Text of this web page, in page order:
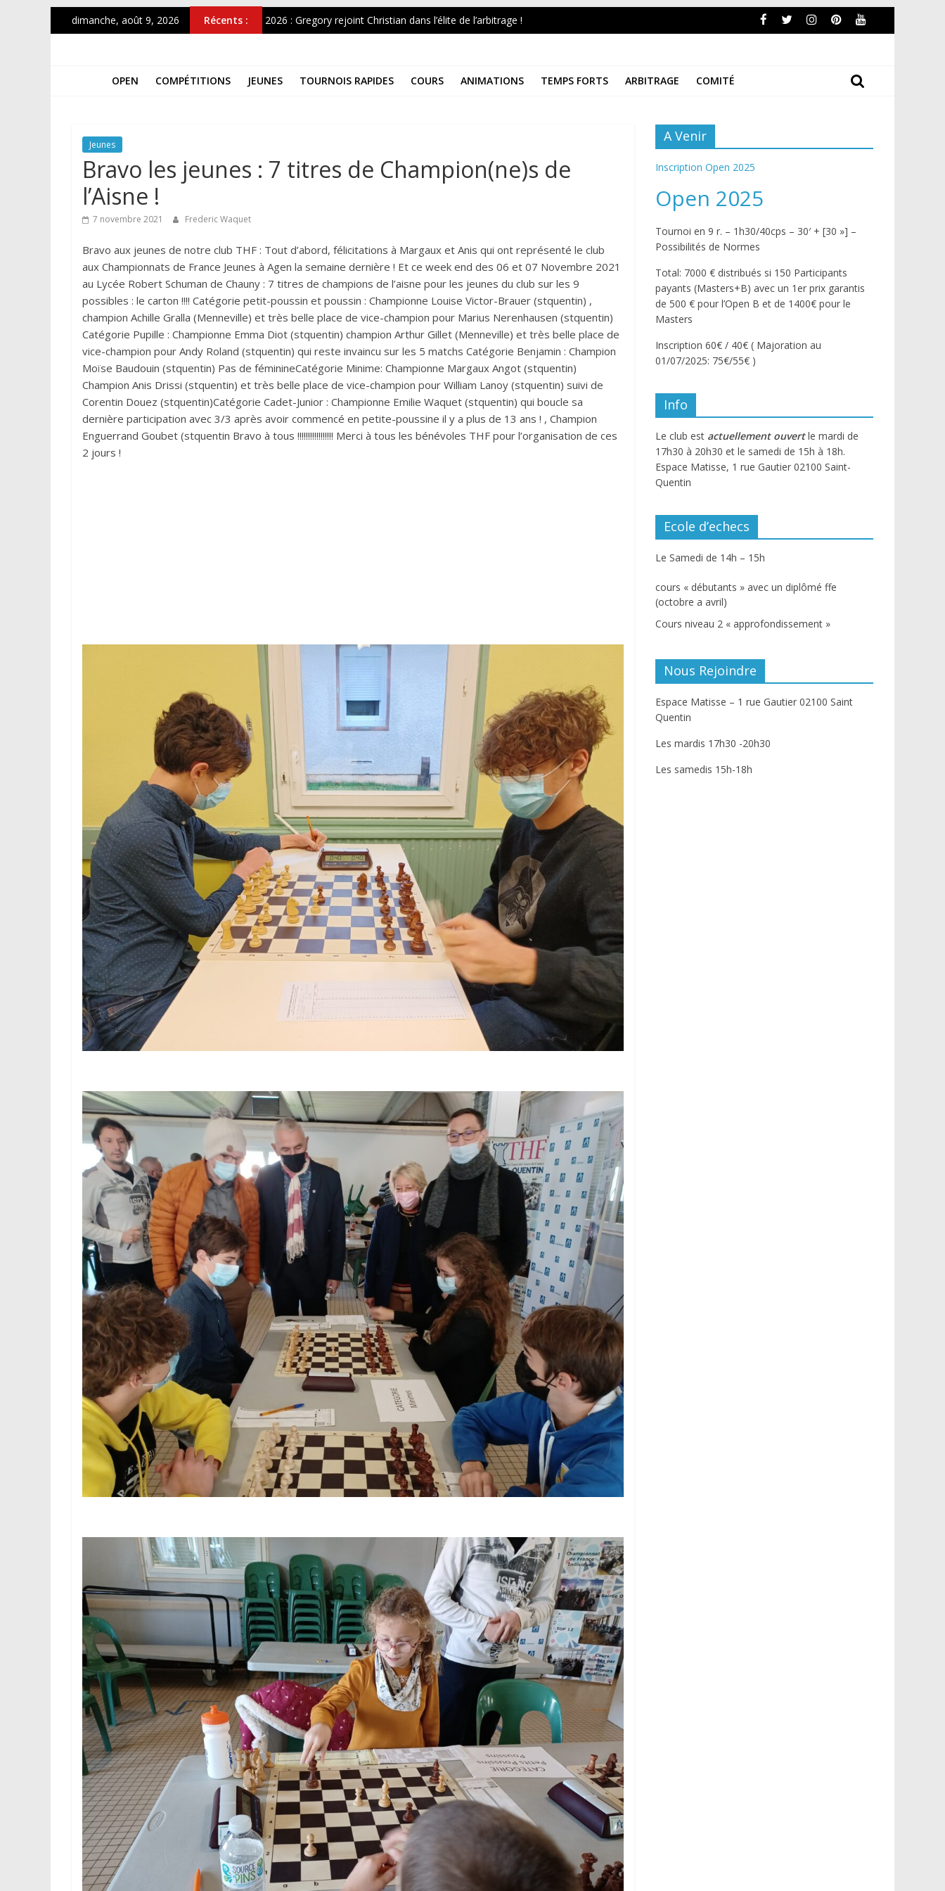
Passer
au
dimanche, août 9, 2026 Récents :
2026 : Gregory rejoint Christian dans l’élite de l’arbitrage !
OPEN 2026
CHAMPIONNAT DE FRANCE UNIVERSITAIRE 2026
THF
Hauts-
De-
France
OPEN COMPÉTITIONS JEUNES TOURNOIS RAPIDES COURS ANIMATIONS TEMPS FORTS ARBITRAGE COMITÉ
Jeunes
Bravo les jeunes : 7 titres de Champion(ne)s de
l’Aisne !
7 novembre 2021 Frederic Waquet
Bravo aux jeunes de notre club THF : Tout d’abord, félicitations à Margaux et Anis qui ont représenté le club
aux Championnats de France Jeunes à Agen la semaine dernière ! Et ce week end des 06 et 07 Novembre 2021
au Lycée Robert Schuman de Chauny : 7 titres de champions de l’aisne pour les jeunes du club sur les 9
possibles : le carton !!!! Catégorie petit-poussin et poussin : Championne Louise Victor-Brauer (stquentin) ,
champion Achille Gralla (Menneville) et très belle place de vice-champion pour Marius Nerenhausen (stquentin)
Catégorie Pupille : Championne Emma Diot (stquentin) champion Arthur Gillet (Menneville) et très belle place de
vice-champion pour Andy Roland (stquentin) qui reste invaincu sur les 5 matchs Catégorie Benjamin : Champion
Moïse Baudouin (stquentin) Pas de féminineCatégorie Minime: Championne Margaux Angot (stquentin)
Champion Anis Drissi (stquentin) et très belle place de vice-champion pour William Lanoy (stquentin) suivi de
Corentin Douez (stquentin)Catégorie Cadet-Junior : Championne Emilie Waquet (stquentin) qui boucle sa
dernière participation avec 3/3 après avoir commencé en petite-poussine il y a plus de 13 ans ! , Champion
Enguerrand Goubet (stquentin Bravo à tous !!!!!!!!!!!!!!!!! Merci à tous les bénévoles THF pour l’organisation de ces
2 jours !
A Venir
Inscription Open 2025
Open 2025
Tournoi en 9 r. – 1h30/40cps – 30′ + [30 »] –
Possibilités de Normes
Total: 7000 € distribués si 150 Participants
payants (Masters+B) avec un 1er prix garantis
de 500 € pour l’Open B et de 1400€ pour le
Masters
Inscription 60€ / 40€ ( Majoration au
01/07/2025: 75€/55€ )
Info
Le club est actuellement ouvertle mardi de
17h30 à 20h30 et le samedi de 15h à 18h.
Espace Matisse, 1 rue Gautier 02100 Saint-
Quentin
Ecole d’echecs
Le Samedi de 14h – 15h
cours « débutants » avec un diplômé ffe
(octobre a avril)
Cours niveau 2 « approfondissement »
Nous Rejoindre
Espace Matisse – 1 rue Gautier 02100 Saint
Quentin
Les mardis 17h30 -20h30
Les samedis 15h-18h